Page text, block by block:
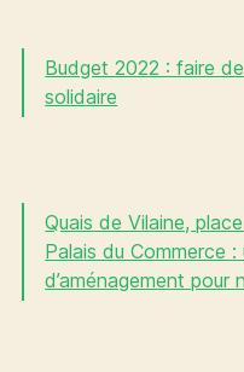
Budget 2022 : faire
solidaire
Quais de Vilaine,
Palais du Commerce
d’aménagement pour